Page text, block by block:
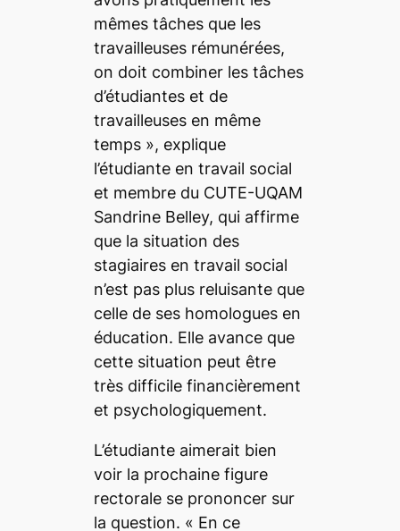
mêmes tâches que les
travailleuses rémunérées,
on doit combiner les tâches
d’étudiantes et de
travailleuses en même
temps », explique
l’étudiante en travail social
et membre du CUTE-UQAM
Sandrine Belley, qui affirme
que la situation des
stagiaires en travail social
n’est pas plus reluisante que
celle de ses homologues en
éducation. Elle avance que
cette situation peut être
très difficile financièrement
et psychologiquement.
L’étudiante aimerait bien
voir la prochaine figure
rectorale se prononcer sur
la question. « En ce